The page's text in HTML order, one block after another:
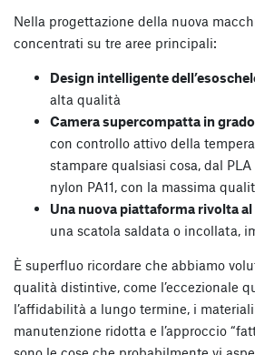
Nella progettazione della nuova
concentrati su tre aree principali:
Design intelligente
alta qualità
Camera supercompatta in
con controllo attivo della
stampare qualsiasi cosa, dal
nylon PA11, con la massima
Una nuova piattaforma rivolta
una scatola saldata o incollata,
È superfluo ricordare che abbiamo
qualità distintive, come l’eccezionale
l’affidabilità a lungo termine, i
manutenzione ridotta e l’approccio